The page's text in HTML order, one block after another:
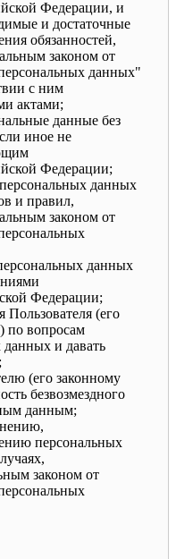
Федерации, и
и достаточные
обязанностей,
законом от
данных"
с ним
актами;
данные без
иное не
Федерации;
данных
и правил,
законом от
данных
Федерации;
Пользователя (его
по вопросам
данных и давать
(его законному
безвозмездного
данным;
персональных
законом от